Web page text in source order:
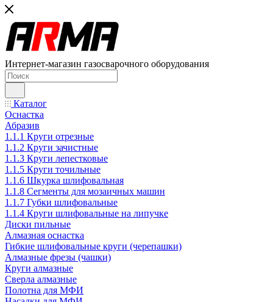
Интернет-магазин газосварочного оборудования
Каталог
Оснастка
Абразив
1.1.1 Круги отрезные
1.1.2 Круги зачистные
1.1.3 Круги лепестковые
1.1.5 Круги точильные
1.1.6 Шкурка шлифовальная
1.1.8 Сегменты для мозаичных машин
1.1.7 Губки шлифовальные
1.1.4 Круги шлифовальные на липучке
Диски пильные
Алмазная оснастка
Гибкие шлифовальные круги (черепашки)
Алмазные фрезы (чашки)
Круги алмазные
Сверла алмазные
Полотна для МФИ